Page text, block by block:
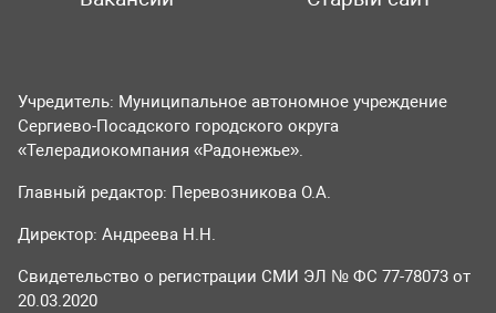
Учредитель: Муниципальное автономное учреждение
Сергиево-Посадского городского округа
«Телерадиокомпания «Радонежье».
Главный редактор: Перевозникова О.А.
Директор: Андреева Н.Н.
Свидетельство о регистрации СМИ ЭЛ № ФС 77-78073 от
20.03.2020